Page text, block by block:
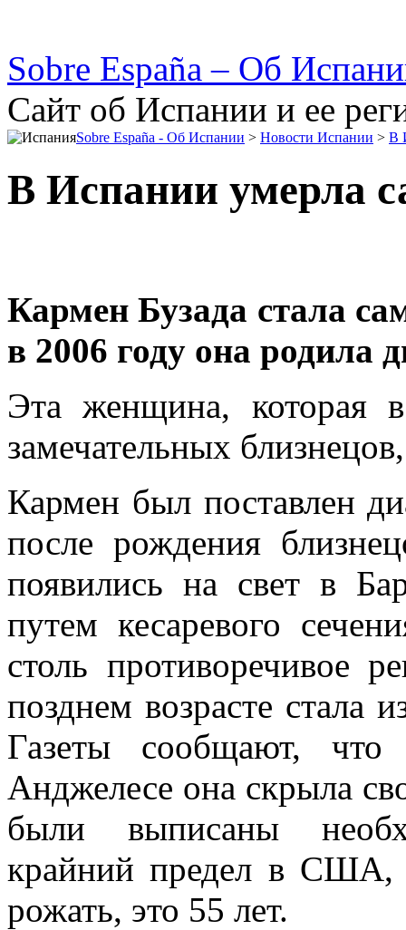
Sobre España – Об
Сайт об Испании и ее
Sobre España - Об Испании > Новости Испании > В
В Испании умерла
Кармен Бузада стала
в 2006 году она родила
Эта женщина, которая
замечательных
Кармен был поставлен
после рождения
появились на свет в
путем кесаревого
столь противоречивое
позднем возрасте стала
Газеты сообщают,
Анджелесе она скрыла
были выписаны
крайний предел в США,
рожать, это 55 лет.